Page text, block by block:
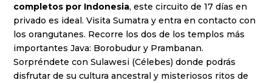
completos por Indonesia, este circuito de 17 días en
privado es ideal. Visita Sumatra y entra en contacto con
los orangutanes. Recorre los dos de los templos más
importantes Java: Borobudur y Prambanan.
Sorpréndete con Sulawesi (Célebes) donde podrás
disfrutar de su cultura ancestral y misteriosos ritos de